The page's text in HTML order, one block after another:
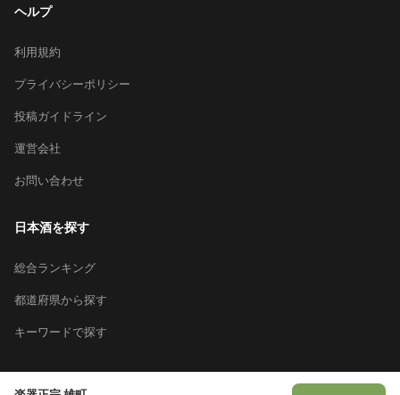
ヘルプ
利用規約
プライバシーポリシー
投稿ガイドライン
運営会社
お問い合わせ
日本酒を探す
総合ランキング
都道府県から探す
キーワードで探す